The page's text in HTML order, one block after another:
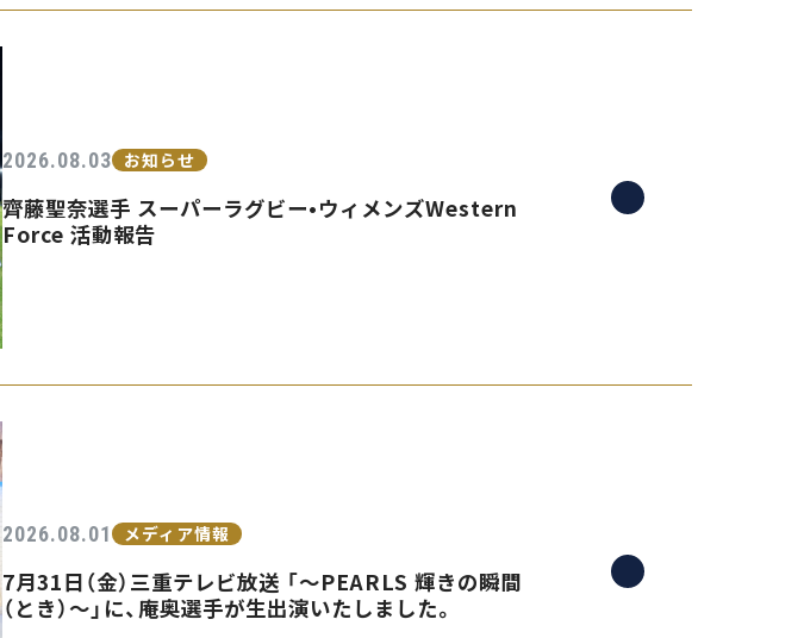
2026.08.03 お知らせ
齊藤聖奈選手 スーパーラグビー•ウィメンズWestern
Force 活動報告
2026.08.01 メディア情報
7月31日（金）三重テレビ放送 「〜PEARLS 輝きの瞬間
（とき）〜」に、庵奥選手が生出演いたしました。